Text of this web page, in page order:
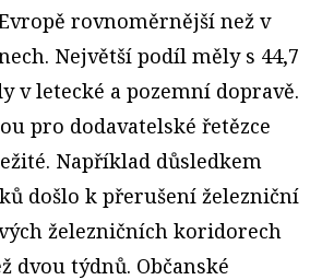
rovnoměrnější než v
Největší podíl měly s 44,7
v letecké a pozemní dopravě.
pro dodavatelské řetězce
Například důsledkem
došlo k přerušení železniční
železničních koridorech
dvou týdnů. Občanské